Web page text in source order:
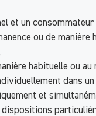
et un consommateur
ou de
habituelle ou
dans
et